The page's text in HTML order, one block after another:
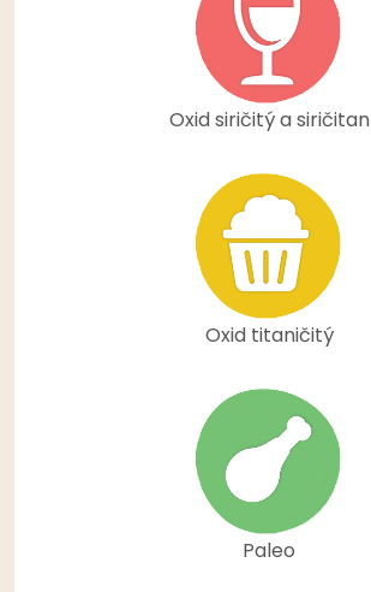
Oxid siričitý a siričitan
Oxid titaničitý
Paleo